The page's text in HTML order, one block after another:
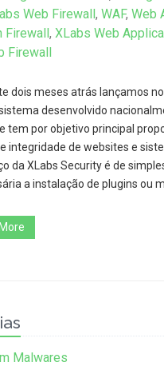
Web Firewall , WAF, Web
, XLabs Web
Firewall
dois meses atrás lançamos
desenvolvido
tem por objetivo principal
integridade de websites e
da XLabs Security é de
a instalação de plugins ou
Malwares